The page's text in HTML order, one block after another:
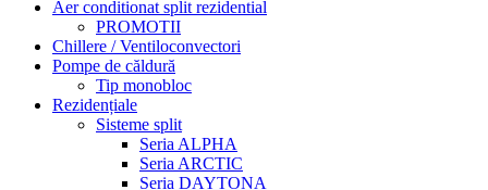
Aer conditionat split rezidential
PROMOTII
Chillere / Ventiloconvectori
Pompe de căldură
Tip monobloc
Rezidențiale
Sisteme split
Seria ALPHA
Seria ARCTIC
Seria DAYTONA